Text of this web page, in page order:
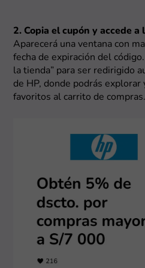
2. Copia el cupón y accede a
Aparecerá una ventana con
fecha de expiración del
la tienda” para ser redirigido
de HP, donde podrás explorar
favoritos al carrito de compras.